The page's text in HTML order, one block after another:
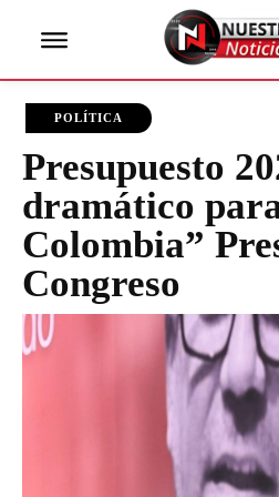
POLÍTICA
Presupuesto
dramático
Colombia”
Congreso